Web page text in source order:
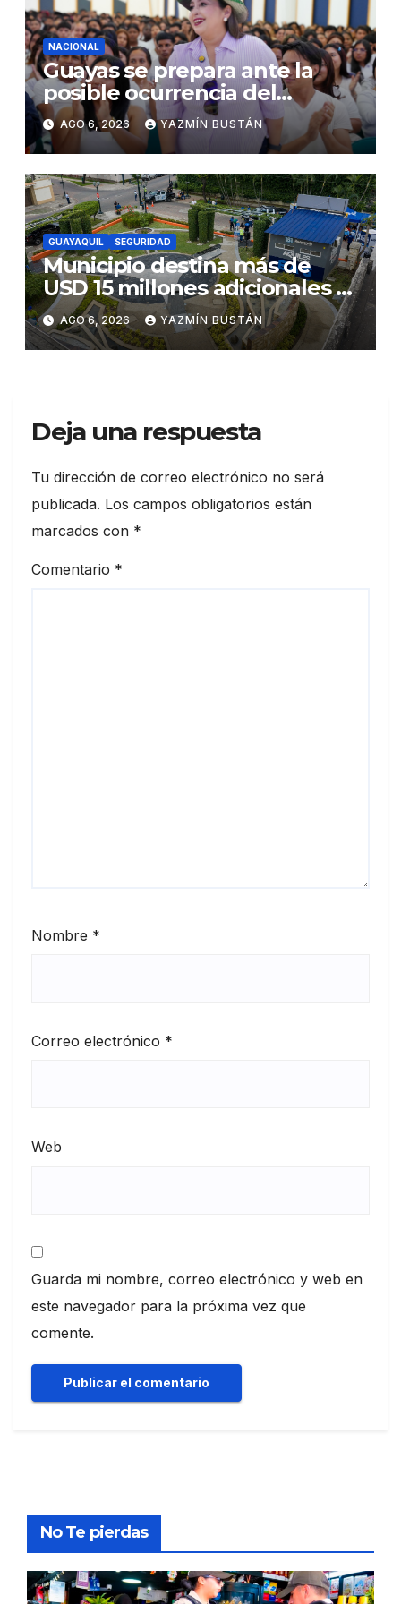
concurrencia
NACIONAL
Guayas se prepara ante la
posible ocurrencia del
fenómeno de El Niño:
Gobierno Nacional capacita a
2.500 jóvenes
AGO 6, 2026 YAZMÍN BUSTÁN
GUAYAQUIL SEGURIDAD
Municipio destina más de
USD 15 millones adicionales a
SEGURA EP para fortalecer la
seguridad ciudadana
AGO 6, 2026 YAZMÍN BUSTÁN
Deja una respuesta
Tu dirección de correo electrónico no será
publicada. Los campos obligatorios están
marcados con *
Comentario *
Nombre *
Correo electrónico *
Web
Guarda mi nombre, correo electrónico y web en
este navegador para la próxima vez que
comente.
No Te pierdas